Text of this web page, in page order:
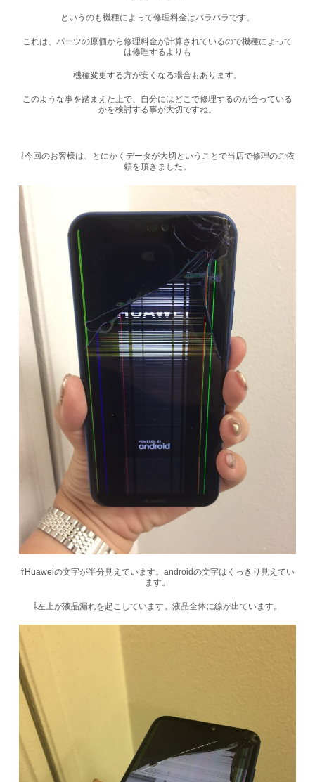
というのも機種によって修理料金はバラバラです。
これは、パーツの原価から修理料金が計算されているので機種によって
は修理するよりも
機種変更する方が安くなる場合もあります。
このような事を踏まえた上で、自分にはどこで修理するのが合っている
かを検討する事が大切ですね。
⇩今回のお客様は、とにかくデータが大切ということで当店で修理のご依
頼を頂きました。
⇧Huaweiの文字が半分見えています。androidの文字はくっきり見えてい
ます。
⇩左上が液晶漏れを起こしています。液晶全体に線が出ています。